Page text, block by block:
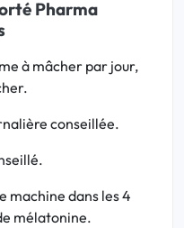
Pharma
à mâcher par jour,
conseillée.
machine dans les 4
mélatonine.